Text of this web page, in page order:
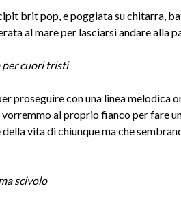
brit pop, e poggiata su chitarra,
al mare per lasciarsi andare alla
per cuori tristi
proseguire con una linea melodica
al proprio fianco per fare
vita di chiunque ma che
scivolo